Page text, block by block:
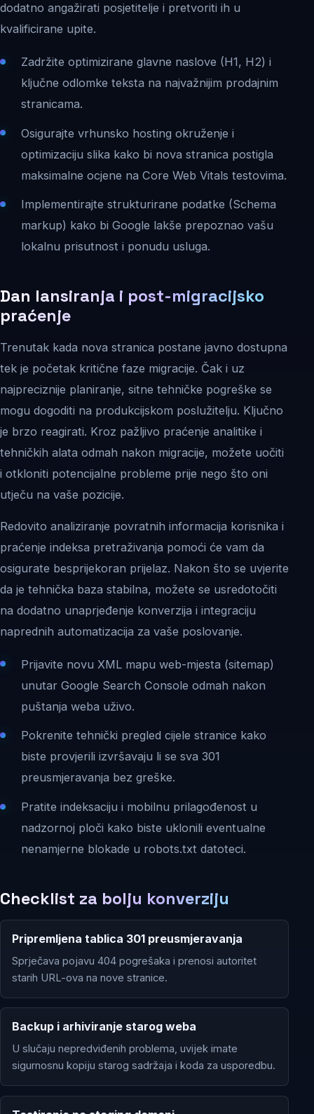
dodatno angažirati posjetitelje i pretvoriti ih u
kvalificirane upite.
Zadržite optimizirane glavne naslove (H1, H2) i
ključne odlomke teksta na najvažnijim prodajnim
stranicama.
Osigurajte vrhunsko hosting okruženje i
optimizaciju slika kako bi nova stranica postigla
maksimalne ocjene na Core Web Vitals testovima.
Implementirajte strukturirane podatke (Schema
markup) kako bi Google lakše prepoznao vašu
lokalnu prisutnost i ponudu usluga.
Dan lansiranja i post-migracijsko
praćenje
Trenutak kada nova stranica postane javno dostupna
tek je početak kritične faze migracije. Čak i uz
najpreciznije planiranje, sitne tehničke pogreške se
mogu dogoditi na produkcijskom poslužitelju. Ključno
je brzo reagirati. Kroz pažljivo praćenje analitike i
tehničkih alata odmah nakon migracije, možete uočiti
i otkloniti potencijalne probleme prije nego što oni
utječu na vaše pozicije.
Redovito analiziranje povratnih informacija korisnika i
praćenje indeksa pretraživanja pomoći će vam da
osigurate besprijekoran prijelaz. Nakon što se uvjerite
da je tehnička baza stabilna, možete se usredotočiti
na dodatno unaprjeđenje konverzija i integraciju
naprednih automatizacija za vaše poslovanje.
Prijavite novu XML mapu web-mjesta (sitemap)
unutar Google Search Console odmah nakon
puštanja weba uživo.
Pokrenite tehnički pregled cijele stranice kako
biste provjerili izvršavaju li se sva 301
preusmjeravanja bez greške.
Pratite indeksaciju i mobilnu prilagođenost u
nadzornoj ploči kako biste uklonili eventualne
nenamjerne blokade u robots.txt datoteci.
Checklist za bolju konverziju
Pripremljena tablica 301 preusmjeravanja
Sprječava pojavu 404 pogrešaka i prenosi autoritet
starih URL-ova na nove stranice.
Backup i arhiviranje starog weba
U slučaju nepredviđenih problema, uvijek imate
sigurnosnu kopiju starog sadržaja i koda za usporedbu.